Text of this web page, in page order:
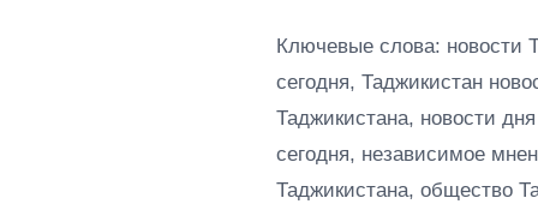
Ключевые слова: новости
сегодня, Таджикистан
Таджикистана, новости
сегодня, независимое
Таджикистана, общество